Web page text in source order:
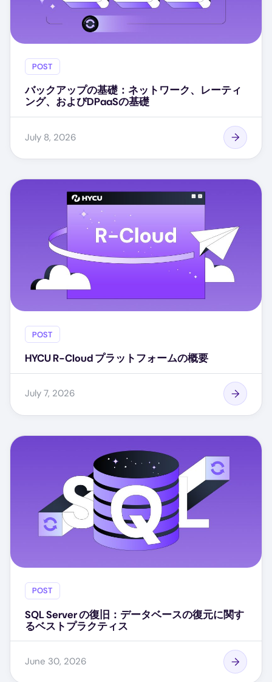
POST
バックアップの基礎：ネットワーク、レーティ
ング、およびDPaaSの基礎
July 8, 2026
POST
HYCU R-Cloud プラットフォームの概要
July 7, 2026
POST
SQL Server の復旧：データベースの復元に関す
るベストプラクティス
June 30, 2026